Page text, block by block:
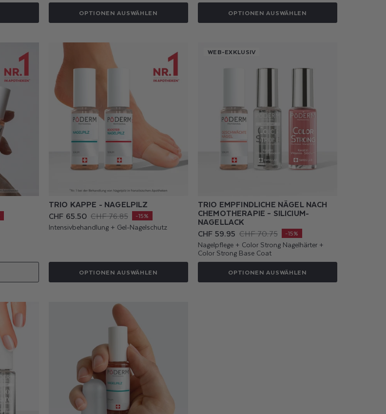
OPTIONEN AUSWÄHLEN OPTIONEN AUSWÄHLEN
TRIO KAPPE - NAGELPILZ
Verkaufspreis
CHF 65.50
Normaler
Preis
CHF 76.85 -15%
Intensivbehandlung + Gel-Nagelschutz
OPTIONEN AUSWÄHLEN
WEB-EXKLUSIV
TRIO EMPFINDLICHE NÄGEL NACH
CHEMOTHERAPIE – SILICIUM-
NAGELLACK
Verkaufspreis
CHF 59.95
Normaler
Preis
CHF 70.75 -15%
Nagelpflege + Color Strong Nagelhärter +
Color Strong Base Coat
OPTIONEN AUSWÄHLEN